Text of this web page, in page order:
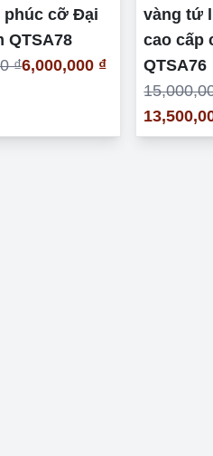
phúc cỡ Đại
QTSA78
₫6,000,000 ₫
vàng tứ
cao cấp
QTSA76